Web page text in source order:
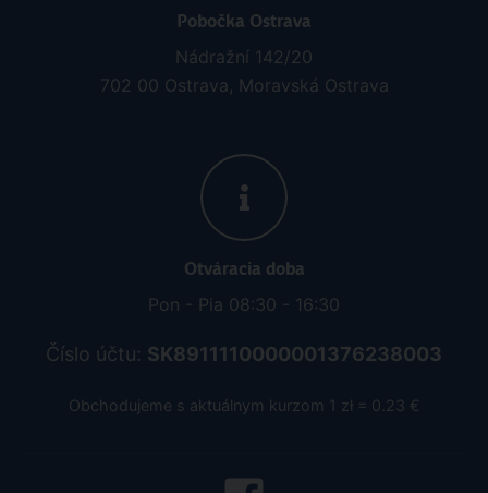
Pobočka Ostrava
Nádražní 142/20
702 00 Ostrava, Moravská Ostrava
Otváracia doba
Pon - Pia 08:30 - 16:30
Číslo účtu: SK8911110000001376238003
Obchodujeme s aktuálnym kurzom 1 zł = 0.23 €